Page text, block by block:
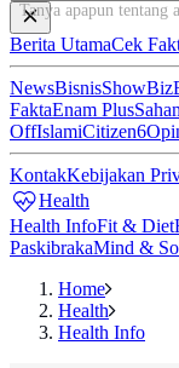
Tanya apapun tentang
Berita UtamaCek
NewsBisnisShowBiz
FaktaEnam Plus
OffIslamiCitizen6
KontakKebijakan
Health
Health InfoFit & Diet
PaskibrakaMind &
Home
Health
Health Info